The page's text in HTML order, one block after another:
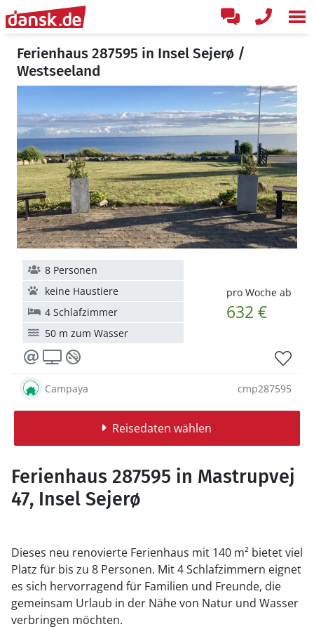
Ferienhaus 287595 in Insel Sejerø /
Westseeland
pro Woche ab
632 €
8 Personen
keine Haustiere
4 Schlafzimmer
50 m zum Wasser
Campaya cmp287595
Reisedaten wählen
Ferienhaus 287595 in Mastrupvej
47, Insel Sejerø
Dieses neu renovierte Ferienhaus mit 140 m² bietet viel
Platz für bis zu 8 Personen. Mit 4 Schlafzimmern eignet
es sich hervorragend für Familien und Freunde, die
gemeinsam Urlaub in der Nähe von Natur und Wasser
verbringen möchten.